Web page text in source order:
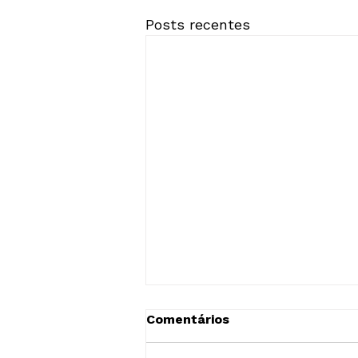
Posts recentes
Lançamento do Programa
Vigilância Colaborativa
acontece na próxima
Comentários